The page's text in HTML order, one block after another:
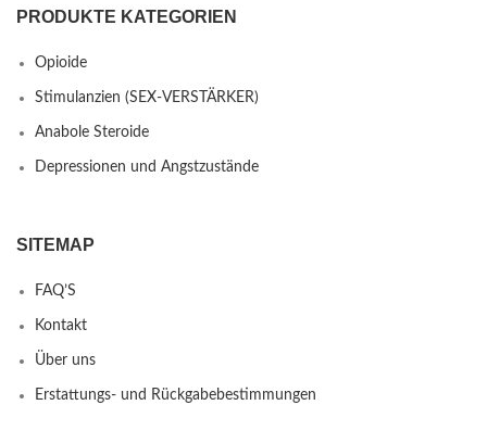
PRODUKTE KATEGORIEN
Opioide
Stimulanzien (SEX-VERSTÄRKER)
Anabole Steroide
Depressionen und Angstzustände
SITEMAP
FAQ’S
Kontakt
Über uns
Erstattungs- und Rückgabebestimmungen